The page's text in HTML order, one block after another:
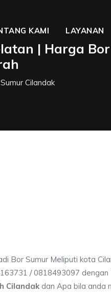
KAMI LAYANAN
| Harga Bor
Cilandak
Bor Sumur Meliputi kota
/ 0818493097 dengan
Cilandak dan Apa bila anda